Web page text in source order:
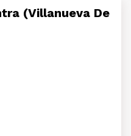
(Villanueva De